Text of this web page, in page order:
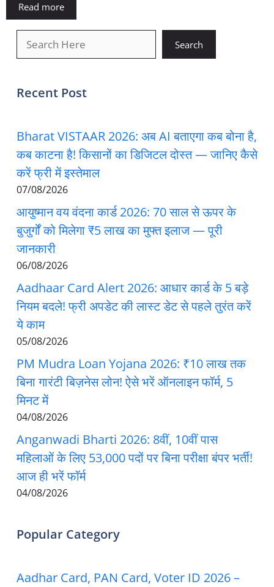
Read more
Search
Recent Post
Bharat VISTAAR 2026: अब AI बताएगा कब बोना है,
कब काटना है! किसानों का डिजिटल दोस्त — जानिए कैसे
करें फ्री में इस्तेमाल
07/08/2026
आयुष्मान वय वंदना कार्ड 2026: 70 साल से ऊपर के
बुजुर्गों को मिलेगा ₹5 लाख का मुफ्त इलाज — पूरी
जानकारी
06/08/2026
Aadhaar Card Alert 2026: आधार कार्ड के 5 बड़े
नियम बदले! फ्री अपडेट की लास्ट डेट से पहले तुरंत करें
ये काम
05/08/2026
PM Mudra Loan Yojana 2026: ₹10 लाख तक
बिना गारंटी बिज़नेस लोन! ऐसे भरें ऑनलाइन फॉर्म, 5
मिनट में
04/08/2026
Anganwadi Bharti 2026: 8वीं, 10वीं पास
महिलाओं के लिए 53,000 पदों पर बिना परीक्षा बंपर भर्ती!
आज ही भरें फॉर्म
04/08/2026
Popular Category
Aadhar Card, PAN Card, Voter ID 2026 –